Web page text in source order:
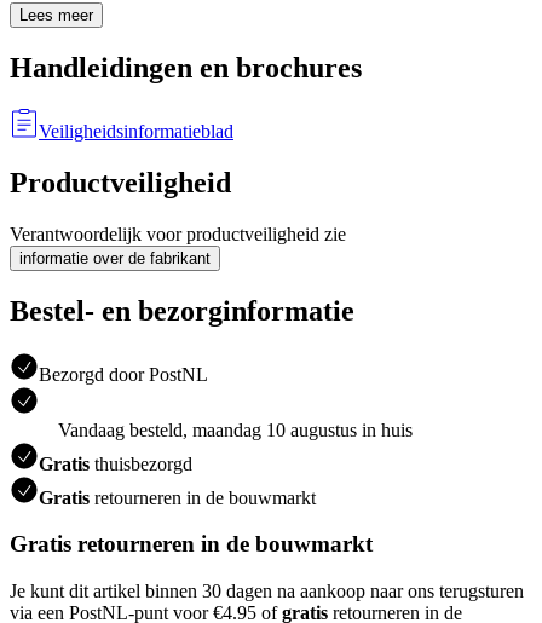
Lees meer
Handleidingen en brochures
Veiligheidsinformatieblad
Productveiligheid
Verantwoordelijk voor productveiligheid zie
informatie over de fabrikant
Bestel- en bezorginformatie
Bezorgd door PostNL
Vandaag besteld, maandag 10 augustus in huis
Gratis thuisbezorgd
Gratis retourneren in de bouwmarkt
Gratis retourneren in de bouwmarkt
Je kunt dit artikel binnen 30 dagen na aankoop naar ons terugsturen
via een PostNL-punt voor €4.95 ofgratis retourneren in de